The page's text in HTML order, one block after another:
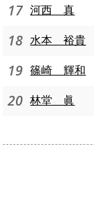
17 河西 真
18 水本 裕貴
19 篠崎 輝和
20 林堂 眞